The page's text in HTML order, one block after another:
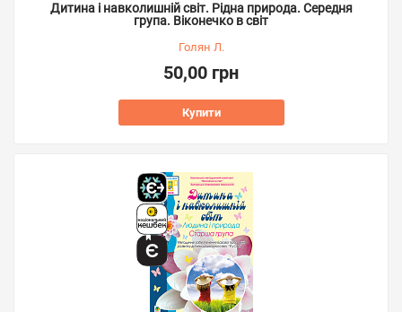
Дитина і навколишній світ. Рідна природа. Середня
група. Віконечко в світ
Голян Л.
50,00 грн
Купити